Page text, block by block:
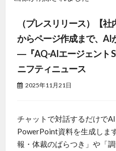
（プレスリリース）【
からページ作成まで、AI
―『AQ-AIエージェント
ニフティニュース
2025年11月21日
チャットで対話するだけで
PowerPoint資料を生成しま
報・体裁のばらつき」や「